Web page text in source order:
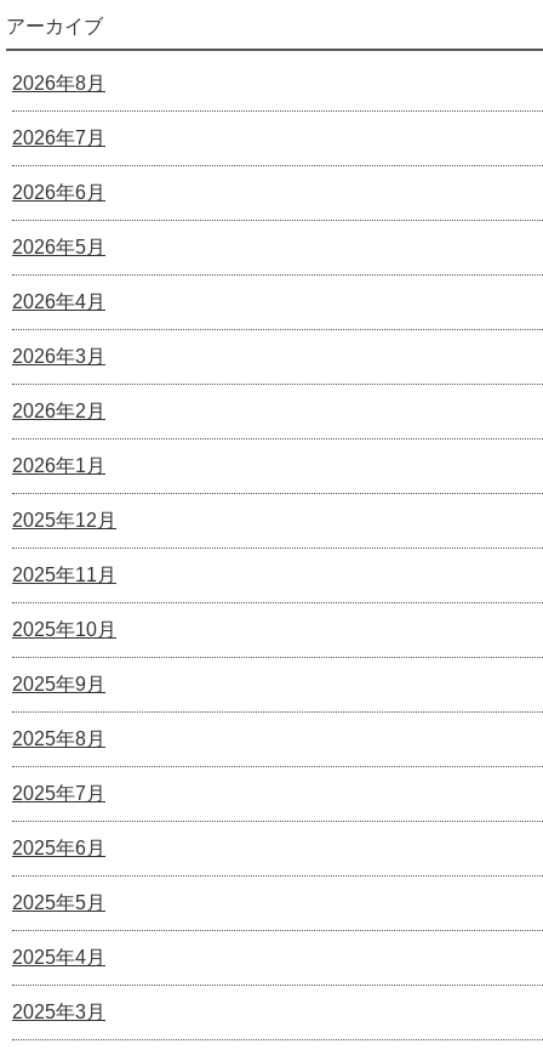
アーカイブ
2026年8月
2026年7月
2026年6月
2026年5月
2026年4月
2026年3月
2026年2月
2026年1月
2025年12月
2025年11月
2025年10月
2025年9月
2025年8月
2025年7月
2025年6月
2025年5月
2025年4月
2025年3月